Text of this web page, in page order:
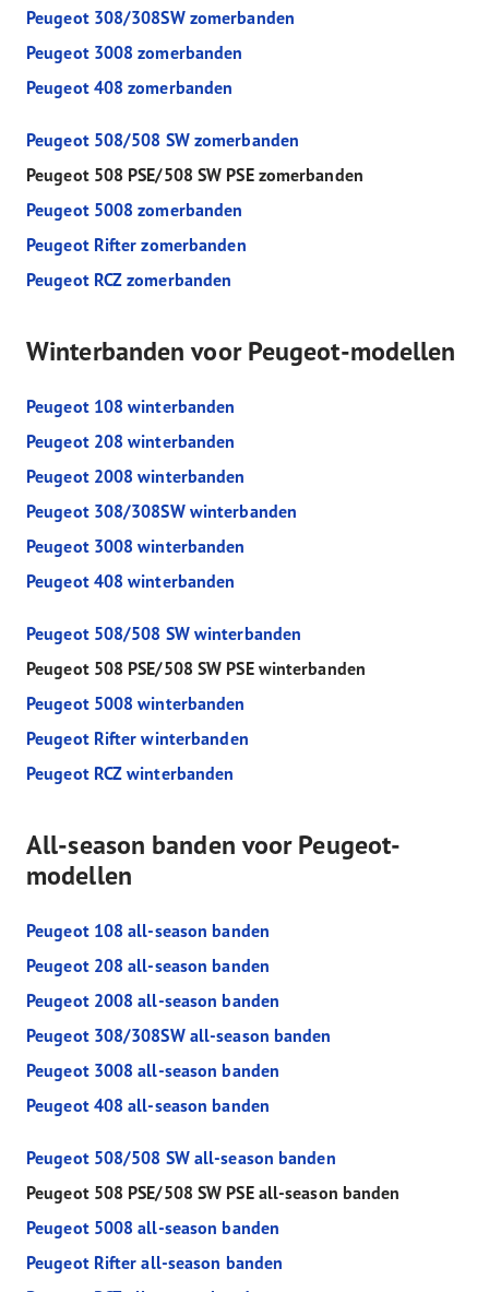
Peugeot 308/308SW zomerbanden
Peugeot 3008 zomerbanden
Peugeot 408 zomerbanden
Peugeot 508/508 SW zomerbanden
Peugeot 508 PSE/508 SW PSE zomerbanden
Peugeot 5008 zomerbanden
Peugeot Rifter zomerbanden
Peugeot RCZ zomerbanden
Winterbanden voor Peugeot-modellen
Peugeot 108 winterbanden
Peugeot 208 winterbanden
Peugeot 2008 winterbanden
Peugeot 308/308SW winterbanden
Peugeot 3008 winterbanden
Peugeot 408 winterbanden
Peugeot 508/508 SW winterbanden
Peugeot 508 PSE/508 SW PSE winterbanden
Peugeot 5008 winterbanden
Peugeot Rifter winterbanden
Peugeot RCZ winterbanden
All-season banden voor Peugeot-
modellen
Peugeot 108 all-season banden
Peugeot 208 all-season banden
Peugeot 2008 all-season banden
Peugeot 308/308SW all-season banden
Peugeot 3008 all-season banden
Peugeot 408 all-season banden
Peugeot 508/508 SW all-season banden
Peugeot 508 PSE/508 SW PSE all-season banden
Peugeot 5008 all-season banden
Peugeot Rifter all-season banden